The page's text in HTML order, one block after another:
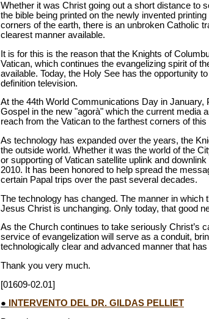
Whether it was Christ going out a short distance to
the bible being printed on the newly invented
corners of the earth, there is an unbroken Catholic
clearest manner available.
It is for this is the reason that the Knights of
Vatican, which continues the evangelizing spirit of
available. Today, the Holy See has the opportunity
definition television.
At the 44th World Communications Day in
Gospel in the new "agorà" which the current media
reach from the Vatican to the farthest corners of
As technology has expanded over the years, the
the outside world. Whether it was the world of the
or supporting of Vatican satellite uplink and
2010. It has been honored to help spread the
certain Papal trips over the past several decades.
The technology has changed. The manner in
Jesus Christ is unchanging. Only today, that good
As the Church continues to take seriously Christ’s
service of evangelization will serve as a conduit,
technologically clear and advanced manner that
Thank you very much.
[01609-02.01]
●
INTERVENTO DEL DR. GILDAS PELLIET